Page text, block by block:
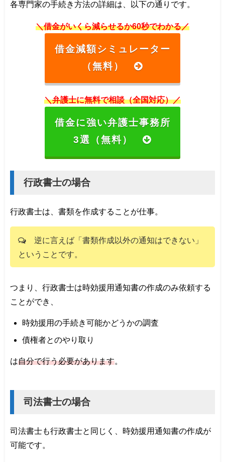
各専門家の手続き方法の詳細は、以下の通りです。
＼借金がいくら減らせるか60秒でわかる／
借金減額シミュレーター
（無料）
＼弁護士に無料で相談（全国対応）／
借金に強い弁護士事務所
3選（無料）
行政書士の場合
行政書士は、書類を作成することが仕事。
逆に言えば「書類作成以外の通知はできない」
ということです。
つまり、行政書士は時効援用通知書の作成のみ依頼する
ことができ、
時効援用の手続き可能かどうかの調査
債権者とのやり取り
は自分で行う必要があります
司法書士の場合
司法書士も行政書士と同じく、時効援用通知書の作成が
可能です。